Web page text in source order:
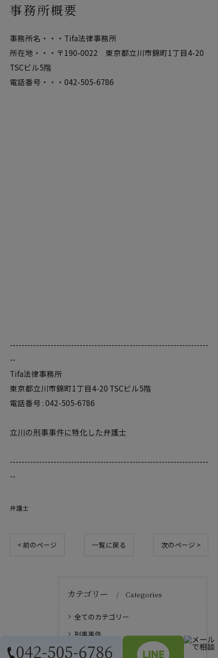
事務所概要
事務所名・・・Tifa法律事務所
所在地・・・〒190-0022 東京都立川市錦町1丁目4-20
TSCビル5階
電話番号・・・042-505-6786
--------------------------------------------------------------------
--
Tifa法律事務所
東京都立川市錦町1丁目4-20 TSCビル5階
電話番号 : 042-505-6786
立川の刑事事件に特化した弁護士
--------------------------------------------------------------------
--
弁護士
< 前のページ 一覧に戻る 次のページ >
カテゴリー Categories
全てのカテゴリー
刑事事件
少年事件